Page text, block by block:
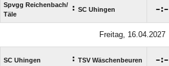
Spvgg Reichenbach/​
Täle
: SC Uhingen :
Freitag, 16.04.2027
SC Uhingen : TSV Wäschenbeuren :